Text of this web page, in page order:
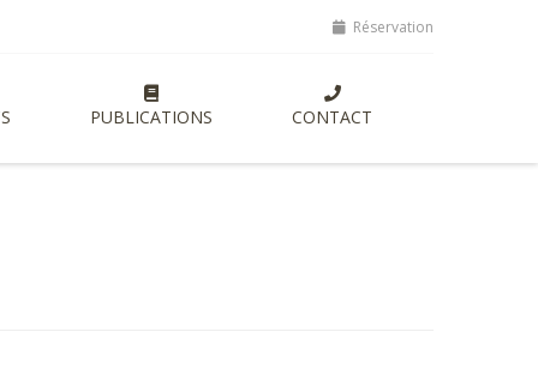
lancement de nouvelles formations entrepreneuriales
Réservation
PUBLICATIONS CONTACT